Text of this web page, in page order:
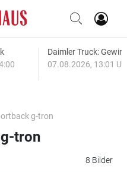
Daimler Truck:
07.08.2026, 13:01
g-tron
8 Bilder
tron